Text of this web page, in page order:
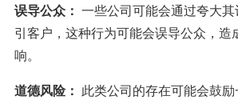
误导公众： 一些公司可能会通过夸大
引客户，这种行为可能会误导公众，造
响。
道德风险： 此类公司的存在可能会鼓